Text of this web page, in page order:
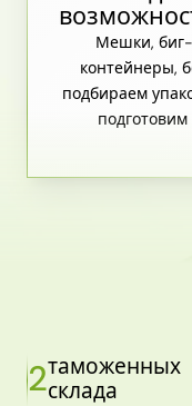
Мешки, биг-
контейнеры,
подбираем
2таможенных
склада